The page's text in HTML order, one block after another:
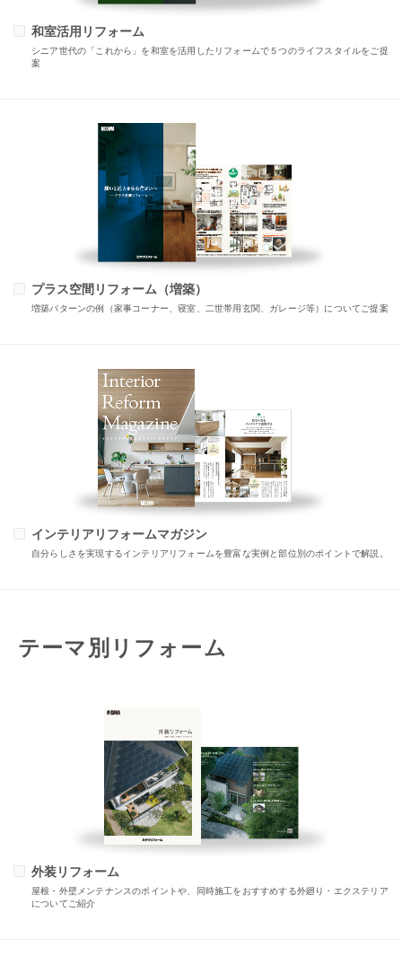
和室活用リフォーム
シニア世代の「これから」を和室を活用したリフォームで５つのライフスタイルをご提
案
プラス空間リフォーム（増築）
増築パターンの例（家事コーナー、寝室、二世帯用玄関、ガレージ等）についてご提案
インテリアリフォームマガジン
自分らしさを実現するインテリアリフォームを豊富な実例と部位別のポイントで解説。
テーマ別リフォーム
外装リフォーム
屋根・外壁メンテナンスのポイントや、同時施工をおすすめする外廻り・エクステリア
についてご紹介